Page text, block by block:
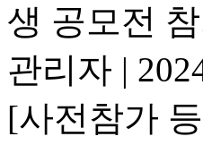
생 공모전
관리자 |
[사전참가